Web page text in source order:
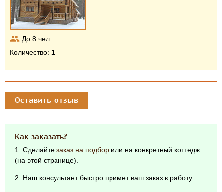
До 8 чел.
Количество: 1
Оставить отзыв
Как заказать?
1. Сделайте заказ на подбор или на конкретный коттедж
(на этой странице).
2. Наш консультант быстро примет ваш заказ в работу.